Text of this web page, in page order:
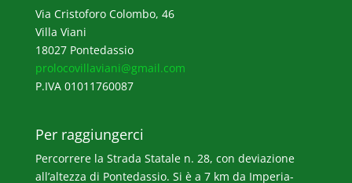
Via Cristoforo Colombo, 46
Villa Viani
18027 Pontedassio
prolocovillaviani@gmail.com
P.IVA 01011760087
Per raggiungerci
Percorrere la Strada Statale n. 28, con deviazione
all’altezza di Pontedassio. Si è a 7 km da Imperia-